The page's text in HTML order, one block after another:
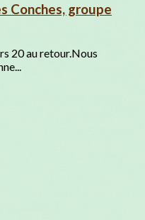
Conches, groupe
20 au retour.Nous